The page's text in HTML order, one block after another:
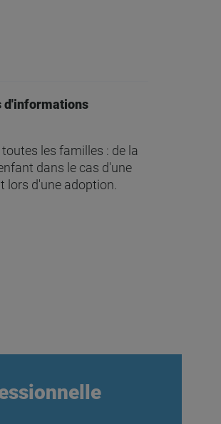
d'informations
les familles : de la
dans le cas d'une
lors d'une adoption.